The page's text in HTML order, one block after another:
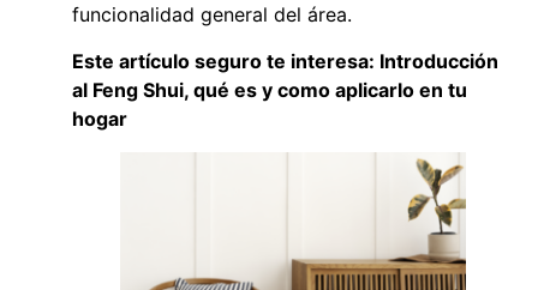
funcionalidad general del área.
Este artículo seguro te interesa: Introducción
al Feng Shui, qué es y como aplicarlo en tu
hogar